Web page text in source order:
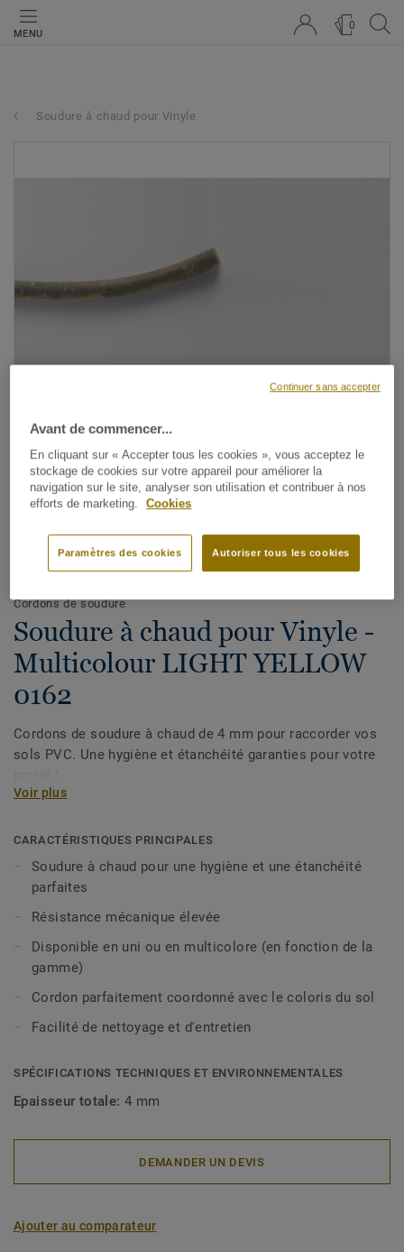
MENU
0
Soudure à chaud pour Vinyle
Voir tous les décors (1146)
Cordons de soudure
Soudure à chaud pour Vinyle -
Multicolour LIGHT YELLOW
0162
Cordons de soudure à chaud de 4 mm pour raccorder vos
sols PVC. Une hygiène et étanchéité garanties pour votre
Voir plus
CARACTÉRISTIQUES PRINCIPALES
Soudure à chaud pour une hygiène et une étanchéité
parfaites
Résistance mécanique élevée
Disponible en uni ou en multicolore (en fonction de la
gamme)
Cordon parfaitement coordonné avec le coloris du sol
Facilité de nettoyage et d'entretien
SPÉCIFICATIONS TECHNIQUES ET ENVIRONNEMENTALES
Epaisseur totale: 4 mm
DEMANDER UN DEVIS
Ajouter au comparateur
Avant de commencer...
En cliquant sur « Accepter tous les cookies », vous acceptez le
stockage de cookies sur votre appareil pour améliorer la
navigation sur le site, analyser son utilisation et contribuer à nos
efforts de marketing.
Cookies
Autoriser tous les cookies
Paramètres des cookies
Continuer sans accepter